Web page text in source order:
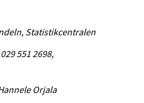
Statistikcentralen
551 2698,
Orjala